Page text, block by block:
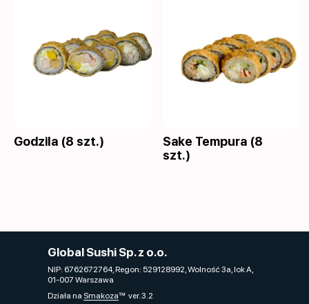
Godzila (8 szt.)
Sake Tempura (8
szt.)
Global Sushi Sp. z o.o.
NIP: 6762672764, Regon: 529128992, Wolność 3a, lok A,
01-007 Warszawa
Działa na Smakozaver. 3.2